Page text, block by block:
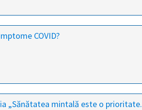
COVID?
„Sănătatea mintală este o